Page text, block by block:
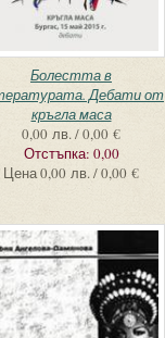
Болестта в
Дебати от
кръгла маса
0,00 лв. / 0,00 €
Отстъпка: 0,00
Цена0,00 лв. / 0,00 €